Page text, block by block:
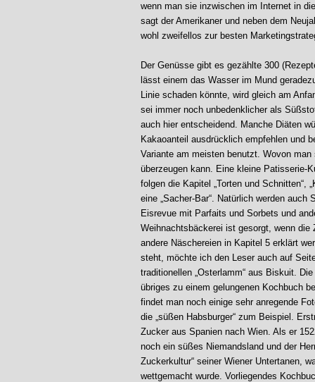
wenn man sie inzwischen im Internet in
sagt der Amerikaner und neben dem
wohl zweifellos zur besten
Der Genüsse gibt es gezählte 300
lässt einem das Wasser im Mund
Linie schaden könnte, wird gleich am
sei immer noch unbedenklicher als
auch hier entscheidend. Manche Diäten
Kakaoanteil ausdrücklich empfehlen und
Variante am meisten benutzt. Wovon
überzeugen kann. Eine kleine Patisserie-
folgen die Kapitel „Torten und Schnitten“,
eine „Sacher-Bar“. Natürlich werden
Eisrevue mit Parfaits und Sorbets und
Weihnachtsbäckerei ist gesorgt, wenn
andere Näschereien in Kapitel 5 erklärt
steht, möchte ich den Leser auch auf
traditionellen „Osterlamm“ aus Biskuit.
übriges zu einem gelungenen Kochbuch
findet man noch einige sehr anregende
die „süßen Habsburger“ zum Beispiel.
Zucker aus Spanien nach Wien. Als er
noch ein süßes Niemandsland und der
Zuckerkultur“ seiner Wiener Untertanen,
wettgemacht wurde. Vorliegendes